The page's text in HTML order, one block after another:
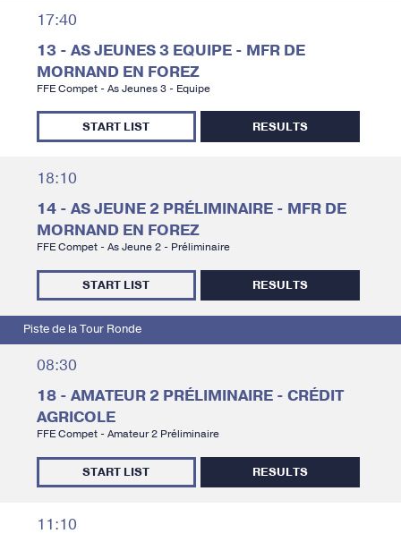
17:40
13 - AS JEUNES 3 EQUIPE - MFR DE
MORNAND EN FOREZ
FFE Compet - As Jeunes 3 - Equipe
START LIST RESULTS
18:10
14 - AS JEUNE 2 PRÉLIMINAIRE - MFR DE
MORNAND EN FOREZ
FFE Compet - As Jeune 2 - Préliminaire
START LIST RESULTS
Piste de la Tour Ronde
08:30
18 - AMATEUR 2 PRÉLIMINAIRE - CRÉDIT
AGRICOLE
FFE Compet - Amateur 2 Préliminaire
START LIST RESULTS
11:10